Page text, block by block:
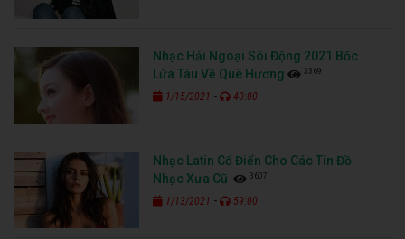
Nhạc Hải Ngoại Sôi Động 2021 Bốc
Lửa Tàu Về Quê Hương
3369
1/15/2021 - 40:00
Nhạc Latin Cổ Điển Cho Các Tín Đồ
Nhạc Xưa Cũ
3607
1/13/2021 - 59:00